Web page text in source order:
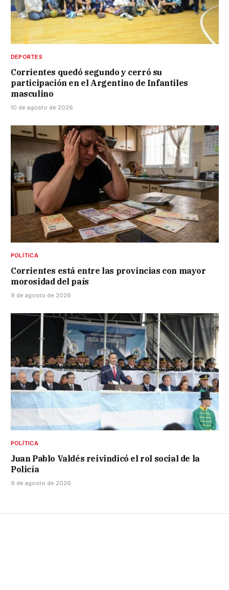
DEPORTES
Corrientes quedó segundo y cerró su
participación en el Argentino de Infantiles
masculino
10 de agosto de 2026
POLÍTICA
Corrientes está entre las provincias con mayor
morosidad del país
9 de agosto de 2026
POLÍTICA
Juan Pablo Valdés reivindicó el rol social de la
Policía
9 de agosto de 2026